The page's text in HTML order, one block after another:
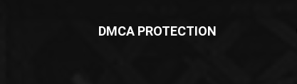
DMCA PROTECTION